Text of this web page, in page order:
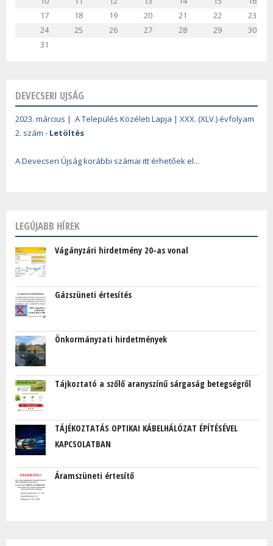
17
18 19 20 21 22
23
24
25 26 27 28 29
30
31
DEVECSERI UJSÁG
2023. március | A Település Közéleti Lapja | XXX. (XLV.) évfolyam
2. szám - Letöltés
A Devecseri Újság korábbi számai itt érhetőek el...
LEGÚJABB HÍREK
Vágányzári hirdetmény 20-as vonal
Gázszüneti értesítés
Önkormányzati hirdetmények
Tájkoztató a szőlő aranyszínű sárgaság betegségről
TÁJÉKOZTATÁS OPTIKAI KÁBELHÁLÓZAT ÉPÍTÉSÉVEL
KAPCSOLATBAN
Áramszüneti értesítő